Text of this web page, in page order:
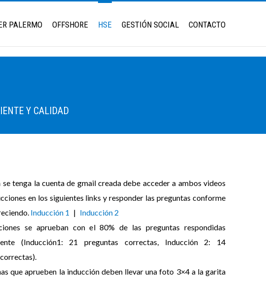
PALERMO OFFSHORE HSE GESTIÓN SOCIAL CONTACTO
Y CALIDAD
se tenga la cuenta de gmail creada debe acceder a ambos videos
en los siguientes links y responder las preguntas conforme
Inducción 1 | Inducción 2
se aprueban con el 80% de las preguntas respondidas
(Inducción1: 21 preguntas correctas, Inducción 2: 14
que aprueben la inducción deben llevar una foto 3×4 a la garita